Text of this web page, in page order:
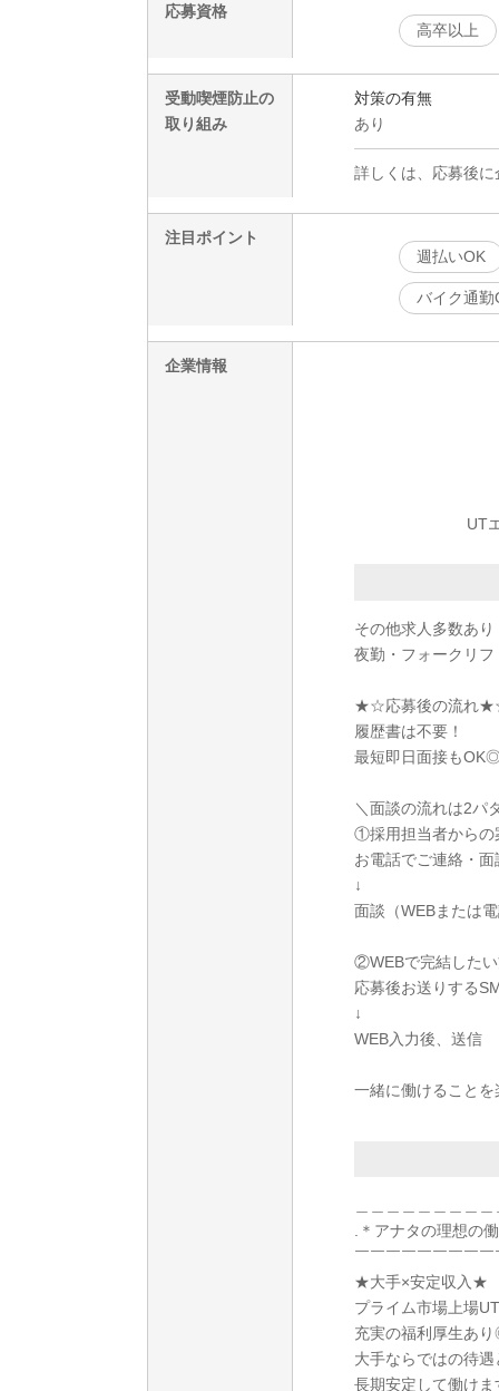
応募資格
高卒以上
受動喫煙防止の
取り組み
対策の有無
あり
詳しくは、応募後
注目ポイント
週払いOK
バイク通勤
企業情報
UT
その他求人多数あり
夜勤・フォークリ
★☆応募後の流れ
履歴書は不要！
最短即日面接も
＼面談の流れは2パ
①採用担当者からの
お電話でご連絡・
↓
面談（WEBまたは
②WEBで完結した
応募後お送りする
↓
WEB入力後、送信
一緒に働けること
.＊アナタの理想の
￣￣￣￣￣￣￣￣
★大手×安定収入★
プライム市場上場
充実の福利厚生あ
大手ならではの待
長期安定して働けま